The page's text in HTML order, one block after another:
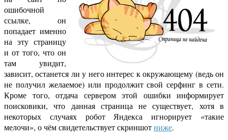
ошибочной
ссылке, он
попадает именно
на эту страницу
и от того, что он
там увидит,
зависит, останется ли у него интерес к окружающему (ведь он
не получил желаемое) или продолжит свой серфинг в сети.
Кроме того, отдача сервером этой ошибки информирует
поисковики, что данная страница не существует, хотя в
некоторых случаях робот Яндекса игнорирует «такие
мелочи», о чём свидетельствует скриншотниже.